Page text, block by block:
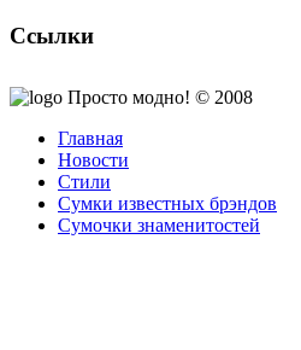
Ссылки
Просто модно! © 2008
Главная
Новости
Стили
Сумки известных брэндов
Сумочки знаменитостей